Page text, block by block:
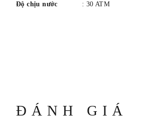
Độ chịu nước : 30 ATM
ĐÁNH GIÁ